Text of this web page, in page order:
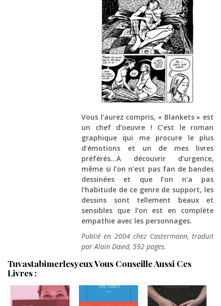
Vous l’aurez compris, « Blankets » est
un chef d’oeuvre ! C’est le roman
graphique qui me procure le plus
d’émotions et un de mes livres
préférés…A découvrir d’urgence,
même si l’on n’est pas fan de bandes
dessinées et que l’on n’a pas
l’habitude de ce genre de support, les
dessins sont tellement beaux et
sensibles que l’on est en complète
empathie avec les personnages.
Publié en 2004 chez Castermann, traduit
par Alain David, 592 pages.
Tuvastabimerlesyeux Vous Conseille Aussi Ces
Livres :